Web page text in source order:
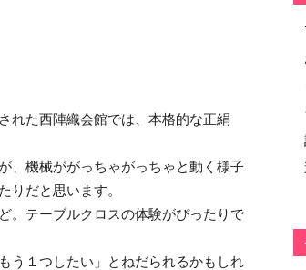
れた西陣織会館では、本格的な正絹
、機械ががっちゃがっちゃと動く様子
りだと思います。
。テーブルクロスの体験がぴったりで
う１つしたい」とねだられるかもしれ